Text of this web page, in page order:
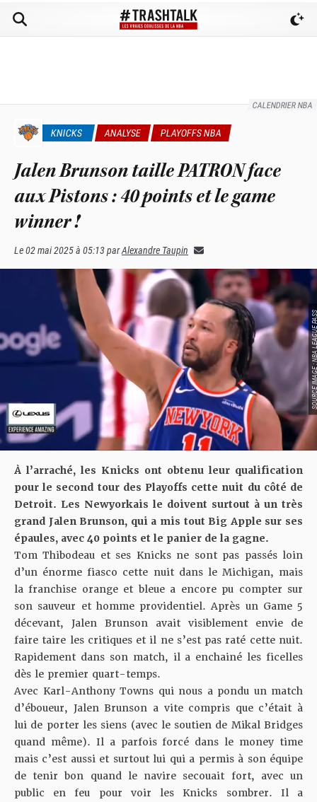
CALENDRIER NBA
KNICKS ANALYSE PLAYOFFS NBA
Jalen Brunson taille PATRON face
aux Pistons : 40 points et le game
winner !
Le02 mai 2025 à 05:13parAlexandre Taupin
SOURCE
À l’arraché, les Knicks ont obtenu leur qualification
pour le second tour des Playoffs cette nuit du côté de
Detroit. Les Newyorkais le doivent surtout à un très
grand Jalen Brunson, qui a mis tout Big Apple sur ses
épaules, avec 40 points et le panier de la gagne.
Tom Thibodeau et ses Knicks ne sont pas passés loin
d’un énorme fiasco cette nuit dans le Michigan, mais
la franchise orange et bleue a encore pu compter sur
son sauveur et homme providentiel. Après un Game 5
décevant, Jalen Brunson avait visiblement envie de
faire taire les critiques et il ne s’est pas raté cette nuit.
Rapidement dans son match, il a enchainé les ficelles
dès le premier quart-temps.
Avec Karl-Anthony Towns qui nous a pondu un match
d’éboueur, Jalen Brunson a vite compris que c’était à
lui de porter les siens (avec le soutien de Mikal Bridges
quand même). Il a parfois forcé dans le money time
mais c’est aussi et surtout lui qui a permis à son équipe
de tenir bon quand le navire secouait fort, avec un
public en feu pour voir les Knicks sombrer. Il a